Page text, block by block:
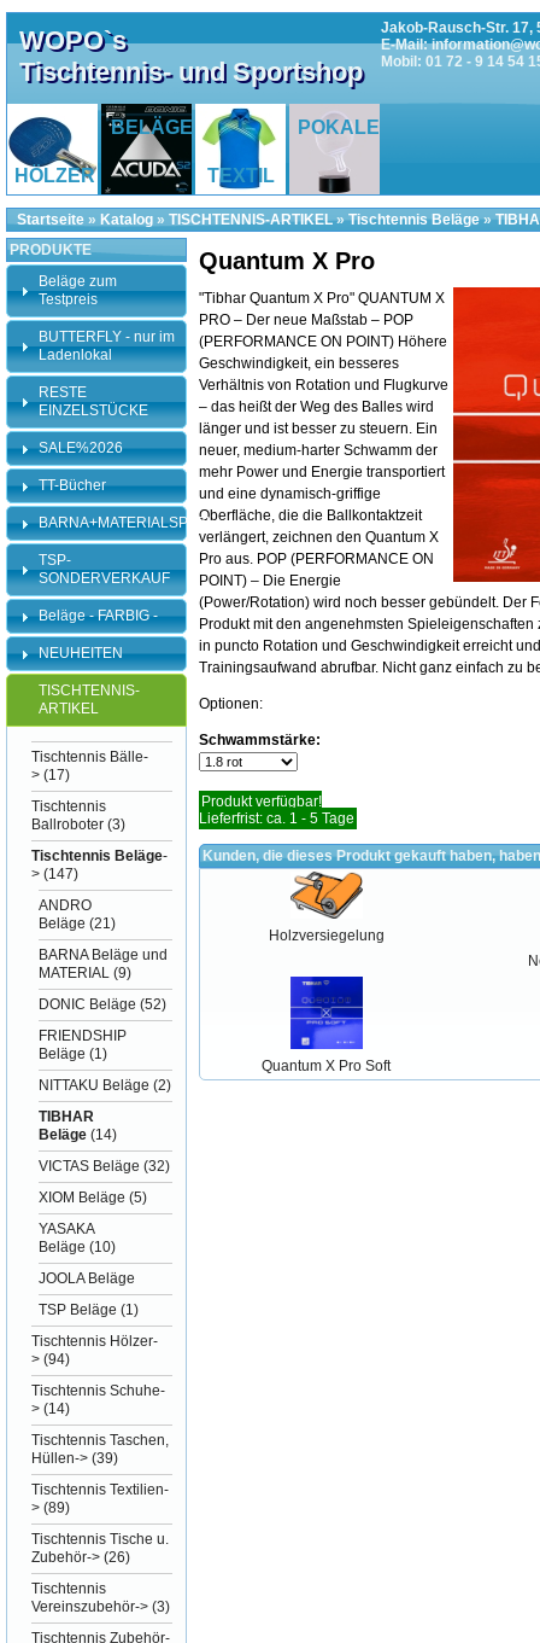
WOPO`s
Tischtennis- und Sportshop
Jakob-Rausch-Str. 17,
E-Mail:
Mobil: 01 72 - 9 14 54
HÖLZER
BELÄGE
TEXTIL
POKALE
Startseite » Katalog » TISCHTENNIS-ARTIKEL»Tischtennis Beläge»
Quantum X Pro
"Tibhar Quantum X Pro" QUANTUM X
PRO – Der neue Maßstab – POP
(PERFORMANCE ON POINT) Höhere
Geschwindigkeit, ein besseres
Verhältnis von Rotation und Flugkurve
– das heißt der Weg des Balles wird
länger und ist besser zu steuern. Ein
neuer, medium-harter Schwamm der
mehr Power und Energie transportiert
und eine dynamisch-griffige
Oberfläche, die die Ballkontaktzeit
verlängert, zeichnen den Quantum X
Pro aus. POP (PERFORMANCE ON
POINT) – Die Energie
(Power/Rotation) wird noch besser gebündelt. Der
Produkt mit den angenehmsten
in puncto Rotation und Geschwindigkeit erreicht
Trainingsaufwand abrufbar. Nicht ganz einfach zu
Optionen:
Schwammstärke:
Produkt verfügbar!
Lieferfrist: ca. 1 - 5 Tage
Kunden, die dieses Produkt gekauft haben,
Holzversiegelung
Quantum X Pro Soft
PRODUKTE
Beläge zum
Testpreis
BUTTERFLY - nur im
Ladenlokal
RESTE
EINZELSTÜCKE
SALE%2026
TT-Bücher
BARNA+MATERIALSPEZI
TSP-
SONDERVERKAUF
Beläge - FARBIG -
NEUHEITEN
TISCHTENNIS-
ARTIKEL
Tischtennis Bälle-
> (17)
Tischtennis
Ballroboter (3)
Tischtennis Beläge-
> (147)
ANDRO
Beläge (21)
BARNA Beläge und
MATERIAL (9)
DONIC Beläge (52)
FRIENDSHIP
Beläge (1)
NITTAKU Beläge (2)
TIBHAR
Beläge (14)
VICTAS Beläge (32)
XIOM Beläge (5)
YASAKA
Beläge (10)
JOOLA Beläge
TSP Beläge (1)
Tischtennis Hölzer-
> (94)
Tischtennis Schuhe-
> (14)
Tischtennis Taschen,
Hüllen-> (39)
Tischtennis Textilien-
> (89)
Tischtennis Tische u.
Zubehör-> (26)
Tischtennis
Vereinszubehör-> (3)
Tischtennis Zubehör-